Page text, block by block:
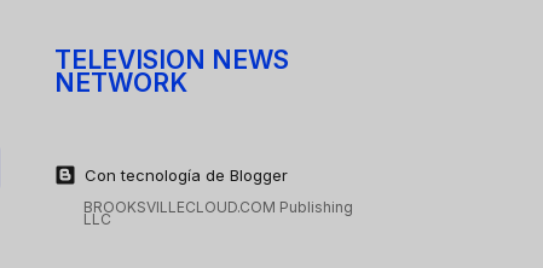
TELEVISION NEWS
NETWORK
Con tecnología de Blogger
BROOKSVILLECLOUD.COM Publishing
LLC